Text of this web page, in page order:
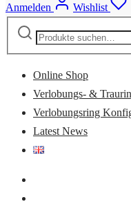
Anmelden
Wishlist
Suche
Online Shop
Verlobungs- &
Verlobungsring
Latest News